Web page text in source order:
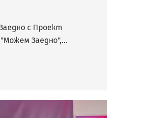
с Проект
Заедно",…